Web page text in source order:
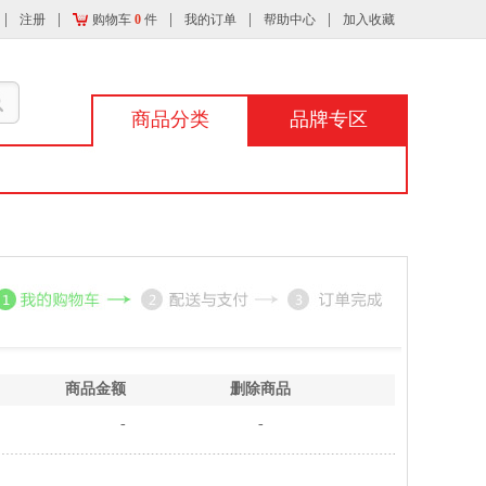
注册 购物车 0 件 我的订单 帮助中心 加入收藏
品牌专区
商品分类
商品金额 删除商品
- -